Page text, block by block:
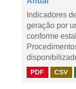
Indicadores
geração por
conforme
PDF CSV